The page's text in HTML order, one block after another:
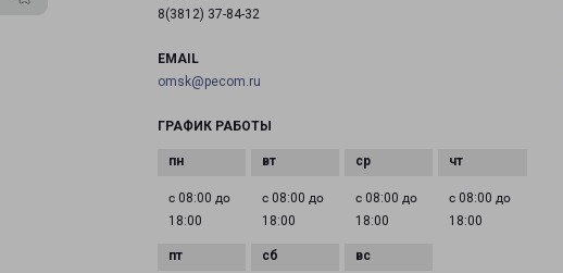
8(3812) 37-84-32
EMAIL
omsk@pecom.ru
ГРАФИК РАБОТЫ
с 08:00 до
18:00
с 08:00 до
18:00
с 08:00 до
18:00
с 08:00 до
18:00